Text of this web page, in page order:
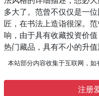
多大了。范曾不仅仅是一
匠，在书法上造诣很深。
响，由于具有收藏投资价
热门藏品，具有不小的升值
本站部分内容收集于互联网，如
注册